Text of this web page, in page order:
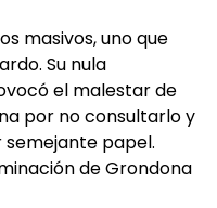
masivos, uno que
Su nula
el malestar de
por no consultarlo y
papel.
de Grondona